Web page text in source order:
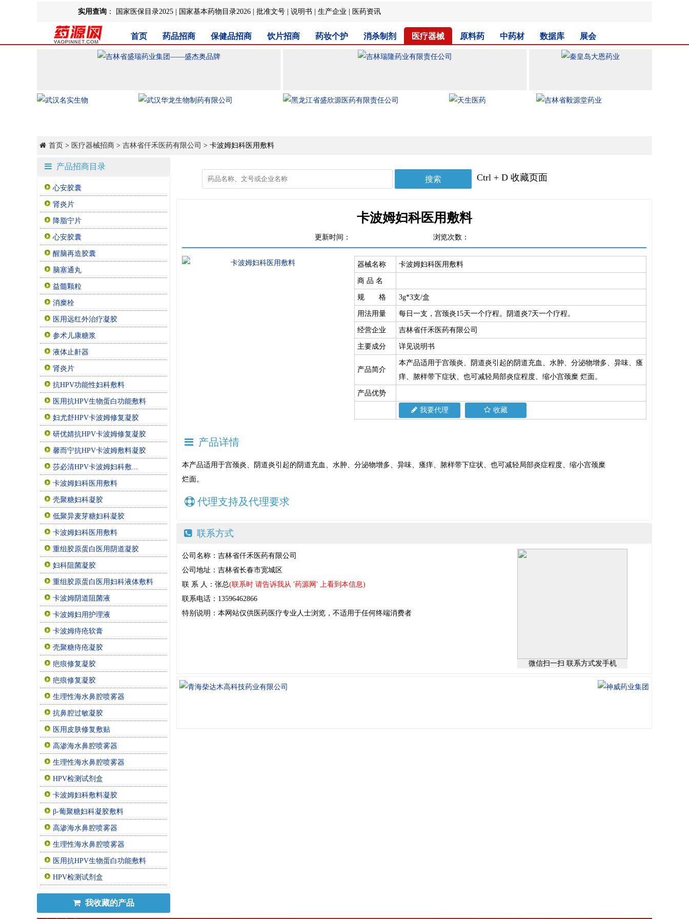
实用查询 ： 国家医保目录2025 国家基本药物目录2026 批准文号 说明书 生产企业 医药资讯
首页 药品招商 保健品招商 饮片招商 药妆个护 消杀制剂 医疗器械 原料药 中药材 数据库 展会
首页 > 医疗器械招商 > 吉林省仟禾医药有限公司 > 卡波姆妇科医用敷料
产品招商目录
心安胶囊
肾炎片
降脂宁片
心安胶囊
醒脑再造胶囊
脑塞通丸
益髓颗粒
消糜栓
医用远红外治疗凝胶
参术儿康糖浆
液体止鼾器
肾炎片
抗HPV功能性妇科敷料
医用抗HPV生物蛋白功能敷料
妇尤舒HPV卡波姆修复凝胶
研优婧抗HPV卡波姆修复凝胶
馨而宁抗HPV卡波姆敷料凝胶
莎必清HPV卡波姆妇科敷...
卡波姆妇科医用敷料
壳聚糖妇科凝胶
低聚异麦芽糖妇科凝胶
卡波姆妇科医用敷料
重组胶原蛋白医用阴道凝胶
妇科阻菌凝胶
重组胶原蛋白医用妇科液体敷料
卡波姆阴道阻菌液
卡波姆妇用护理液
卡波姆痔疮软膏
壳聚糖痔疮凝胶
疤痕修复凝胶
疤痕修复凝胶
生理性海水鼻腔喷雾器
抗鼻腔过敏凝胶
医用皮肤修复敷贴
高渗海水鼻腔喷雾器
生理性海水鼻腔喷雾器
HPV检测试剂盒
卡波姆妇科敷料凝胶
β-葡聚糖妇科凝胶敷料
高渗海水鼻腔喷雾器
生理性海水鼻腔喷雾器
医用抗HPV生物蛋白功能敷料
HPV检测试剂盒
我收藏的产品
Ctrl + D 收藏页面
卡波姆妇科医用敷料
更新时间： 浏览次数：
器械名称 卡波姆妇科医用敷料
商 品 名
规 格 3g*3支/盒
用法用量 每日一支，宫颈炎15天一个疗程。阴道炎7天一个疗程。
经营企业 吉林省仟禾医药有限公司
主要成分 详见说明书
产品简介
本产品适用于宫颈炎、阴道炎引起的阴道充血、水肿、分泌物增多、异味、瘙
痒、脓样带下症状、也可减轻局部炎症程度、缩小宫颈糜 烂面。
产品优势
我要代理 收藏
产品详情
本产品适用于宫颈炎、阴道炎引起的阴道充血、水肿、分泌物增多、异味、瘙痒、脓样带下症状、也可减轻局部炎症程度、缩小宫颈糜
烂面。
代理支持及代理要求
联系方式
公司名称：吉林省仟禾医药有限公司
公司地址：吉林省长春市宽城区
联 系 人：张总(联系时 请告诉我从 '药源网' 上看到本信息)
联系电话：13596462866
特别说明：本网站仅供医药医疗专业人士浏览，不适用于任何终端消费者
微信扫一扫 联系方式发手机